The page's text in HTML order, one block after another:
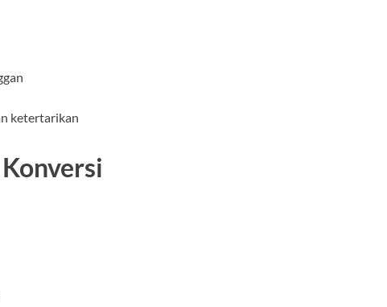
ketertarikan